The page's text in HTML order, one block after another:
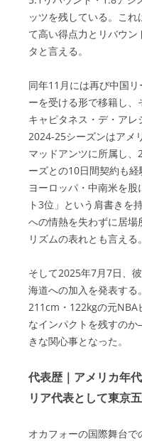
ッツを残している。こ
て高い得点力とリバウ
タと言える。
同年11月には再び中国
ーを受ける形で移籍し
キャピタネス・デ・アレ
2024-25シーズンはアメ
マッドアンツに所属し
ーズとの10日間契約も
ヨーロッパ・中南米を
ト3位」という肩書きを
への情熱を失わずに居
リズムの表れとも言える。
そして2025年7月7日、
海道への加入を発表する。
211cm・122kgの元NBA
なインパクトを残すの
きな関心事となった。
代表歴｜アメリカ年
リア代表として東京
オカフォーの国際舞台